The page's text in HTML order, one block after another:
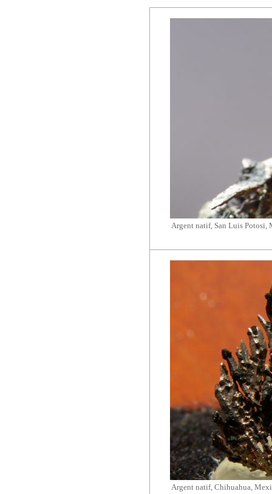
Argent natif, San Luis Potosi,
Argent natif, Chihuahua,